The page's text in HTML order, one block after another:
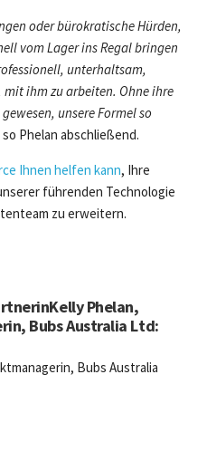
oder bürokratische Hürden,
vom Lager ins Regal bringen
unterhaltsam,
mit ihm zu arbeiten. Ohne ihre
unsere Formel so
so Phelan abschließend.
Ihnen helfen kann, Ihre
führenden Technologie
zu erweitern.
Phelan,
Bubs Australia Ltd:
Bubs Australia